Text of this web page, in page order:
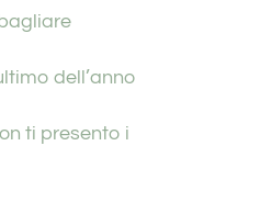
dell’anno
ti presento i